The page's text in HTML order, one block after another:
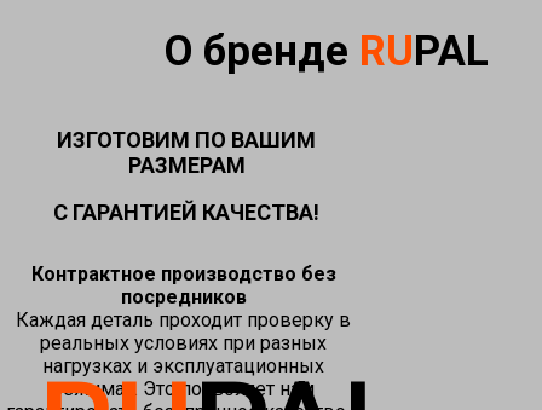
О бренде RUPAL
ИЗГОТОВИМ ПО ВАШИМ
РАЗМЕРАМ
С ГАРАНТИЕЙ КАЧЕСТВА!
Контрактное производство без
посредников
Каждая деталь проходит проверку в
реальных условиях при разных
нагрузках и эксплуатационных
режимах. Это позволяет нам